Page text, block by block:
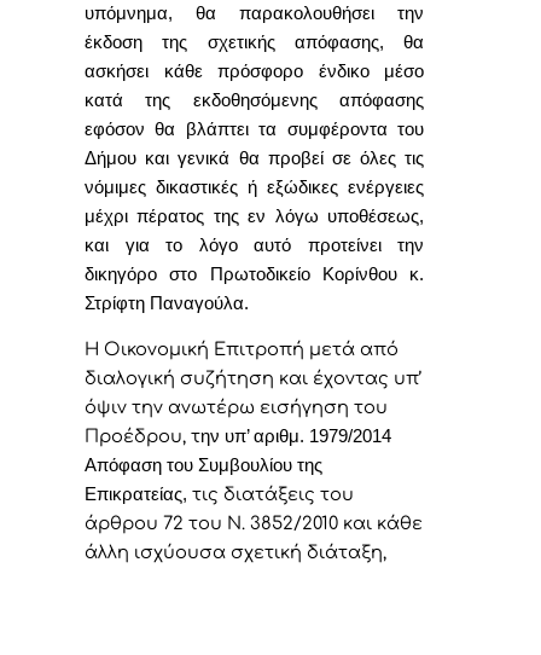
υπόμνημα, θα παρακολουθήσει την
έκδοση της σχετικής απόφασης, θα
ασκήσει κάθε πρόσφορο ένδικο μέσο
κατά της εκδοθησόμενης απόφασης
εφόσον θα βλάπτει τα συμφέροντα του
Δήμου και γενικά θα προβεί σε όλες τις
νόμιμες δικαστικές ή εξώδικες ενέργειες
μέχρι πέρατος της εν λόγω υποθέσεως,
και για το λόγο αυτό προτείνει την
δικηγόρο στο Πρωτοδικείο Κορίνθου κ.
Στρίφτη Παναγούλα.
Η Οικονομική Επιτροπή μετά από
διαλογική συζήτηση και έχοντας υπ’
όψιν την ανωτέρω εισήγηση του
Προέδρου, την υπ’ αριθμ. 1979/2014
Απόφαση του Συμβουλίου της
Επικρατείας, τις διατάξεις του
άρθρου 72 του Ν. 3852/2010 και κάθε
άλλη ισχύουσα σχετική διάταξη,